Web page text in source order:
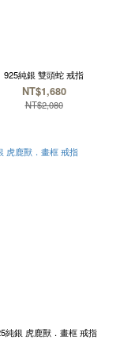
925純銀 雙頭蛇 戒指
NT$1,680
NT$2,080
純銀 虎鹿獸．畫框 戒指